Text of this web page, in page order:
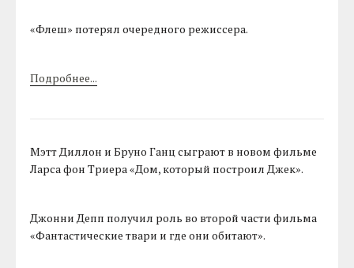
«Флеш» потерял очередного режиссера.
Подробнее...
Мэтт Диллон и Бруно Ганц сыграют в новом фильме
Ларса фон Триера «Дом, который построил Джек».
Джонни Депп получил роль во второй части фильма
«Фантастические твари и где они обитают».